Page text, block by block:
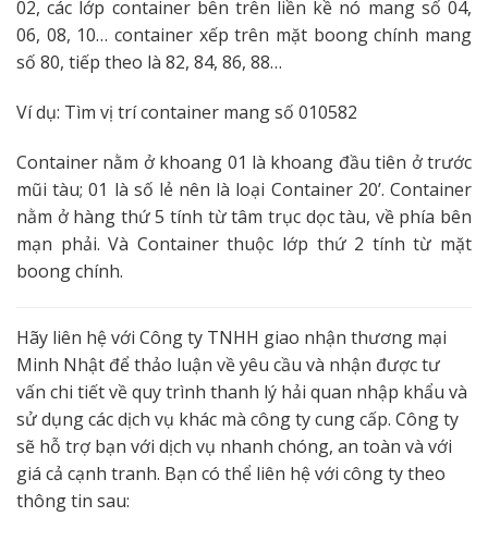
02, các lớp container bên trên liền kề nó mang số 04,
06, 08, 10… container xếp trên mặt boong chính mang
số 80, tiếp theo là 82, 84, 86, 88…
Ví dụ: Tìm vị trí container mang số 010582
Container nằm ở khoang 01 là khoang đầu tiên ở trước
mũi tàu; 01 là số lẻ nên là loại Container 20’. Container
nằm ở hàng thứ 5 tính từ tâm trục dọc tàu, về phía bên
mạn phải. Và Container thuộc lớp thứ 2 tính từ mặt
boong chính.
Hãy liên hệ với Công ty TNHH giao nhận thương mại
Minh Nhật để thảo luận về yêu cầu và nhận được tư
vấn chi tiết về quy trình thanh lý hải quan nhập khẩu và
sử dụng các dịch vụ khác mà công ty cung cấp. Công ty
sẽ hỗ trợ bạn với dịch vụ nhanh chóng, an toàn và với
giá cả cạnh tranh. Bạn có thể liên hệ với công ty theo
thông tin sau: